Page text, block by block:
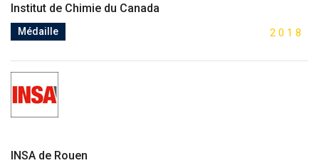
Institut de Chimie du Canada
Médaille 2 0 1 8
INSA de Rouen